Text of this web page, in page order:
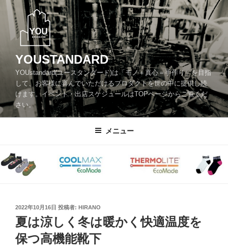
ッ
プ
YOUSTANDARD
YOUstandard(ユースタンダード)は「モノ＋真心＝手作り」を目指
して、お客様に喜んでいただけるプロダクトを世の中に提供し続
けます。イベント・出店スケジュールはTOPページからご覧くだ
さい。
メニュー
投
稿
日:
2022年10月16日 投稿者: HIRANO
夏は涼しく冬は暖かく快適温度を
保つ高機能靴下